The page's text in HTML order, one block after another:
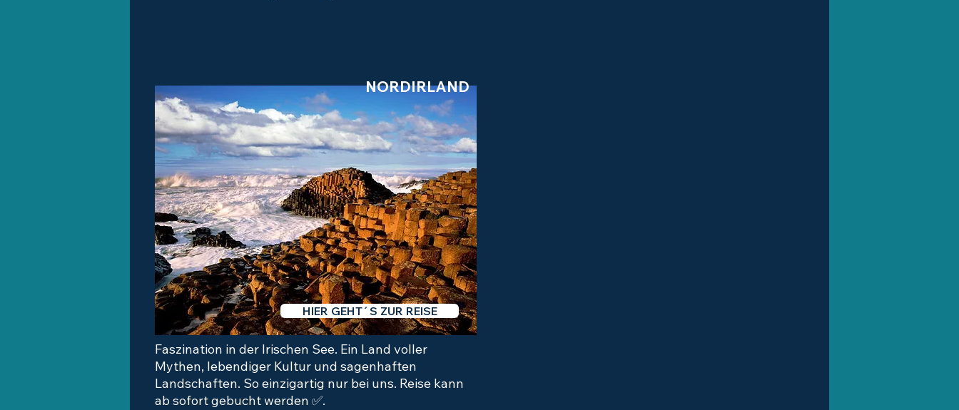
NORDIRLAND
HIER GEHT´S ZUR REISE
Faszination in der Irischen See. Ein Land voller
Mythen, lebendiger Kultur und sagenhaften
Landschaften. So einzigartig nur bei uns. Reise kann
ab sofort gebucht werden ✅.